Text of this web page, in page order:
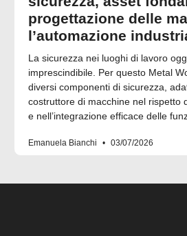
progettazione delle
l’automazione
La sicurezza nei luoghi di lavoro
imprescindibile. Per questo Metal
diversi componenti di sicurezza,
costruttore di macchine nel rispetto
e nell’integrazione efficace delle
Emanuela Bianchi 03/07/2026